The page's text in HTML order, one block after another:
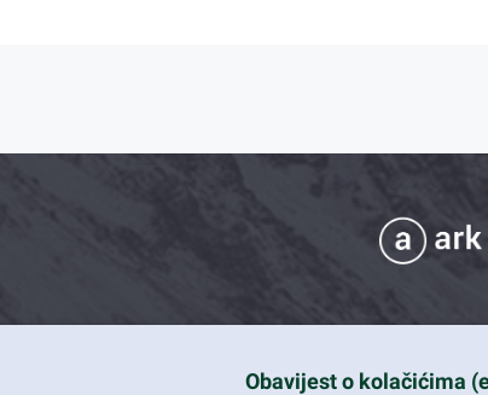
Obavijest o kolačićima